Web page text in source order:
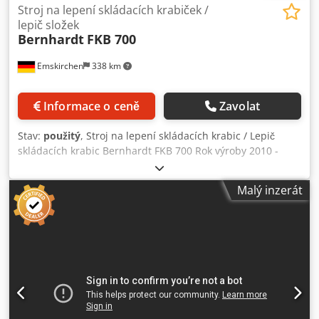
Emskirchen 338 km
Stroj na lepení skládacích krabiček /
lepič složek
Bernhardt FKB 700
Informace o ceně Zavolat
Stav: použitý, Stroj na lepení skládacích krabic / Lepič
skládacích krabic Bernhardt FKB 700 Rok výroby 2010 -
sériové č. 300310/86/FKB/700 Djdpfx Aev H D Srji Tskr
Výrobní možnosti podélný šev, 2 a 3 bodový Gramáž 200 -
600 g/m2, E-flétna Materiály: pevný papír od 200 g/m2,
kartonový plast / Materiály: pevný papír od 200 g/m2,
kartonový plast Formát otevřeného řezu 500 x 700 mm
Složky, obaly na CD, DigiPacky a skládací krabice. FKB 700
je multifunkční skládací a lepicí stroj pro skládání a lepení:
Složky, obaly na CD, DigiPacky a skládací krabice. Online
Malý inzerát